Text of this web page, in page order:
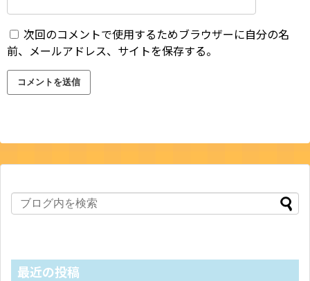
次回のコメントで使用するためブラウザーに自分の名
前、メールアドレス、サイトを保存する。
最近の投稿